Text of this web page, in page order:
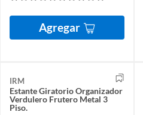
Agregar
IRM
Estante Giratorio Organizador
Verdulero Frutero Metal 3
Piso.